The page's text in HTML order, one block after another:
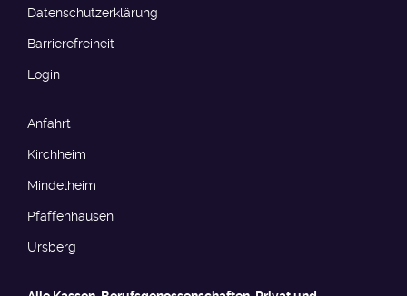
Datenschutzerklärung
Barrierefreiheit​​​
Login
Anfahrt
Kirchheim
Mindelheim
Pfaffenhausen
Ursberg